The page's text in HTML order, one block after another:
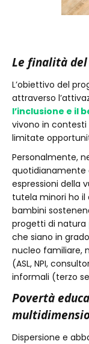
Le finalità
L’obiettivo del
attraverso
l’inclusione e il
vivono in contesti
limitate
Personalmente,
quotidianamente
espressioni della
tutela minori ho il
bambini
progetti di natura
che siano in
nucleo familiare,
(ASL, NPI,
informali (terzo
Povertà
Dispersione e